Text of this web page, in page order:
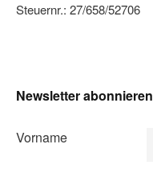
Steuernr.: 27/658/52706
Newsletter abonnieren
Vorname